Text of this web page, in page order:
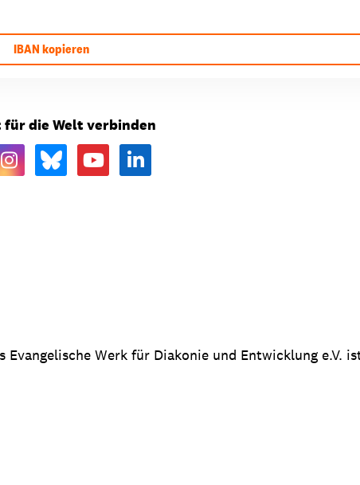
IBAN kopieren
für die Welt verbinden
Werk für Diakonie und Entwicklung